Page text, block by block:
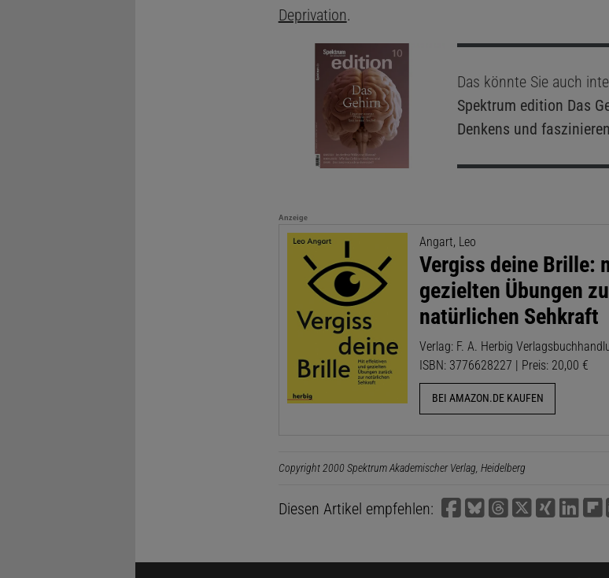
Deprivation.
Das könnte Sie auch
Spektrum edition Das
Denkens und
Anzeige
Angart, Leo
Vergiss deine Brille:
gezielten Übungen
natürlichen Sehkraft
Verlag: F. A. Herbig
ISBN: 3776628227 | Preis: 20,00 €
BEI AMAZON.DE KAUFEN
Copyright 2000 Spektrum Akademischer Verlag, Heidelberg
Diesen Artikel empfehlen: